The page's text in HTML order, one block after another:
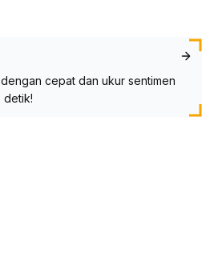
cepat dan ukur sentimen
detik!